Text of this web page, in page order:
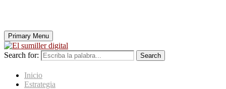
Primary Menu
Search for: Search
Inicio
Estrategia